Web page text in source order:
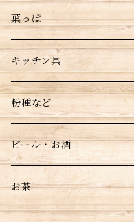
葉っぱ
キッチン具
粉種など
ビール・お酒
お茶